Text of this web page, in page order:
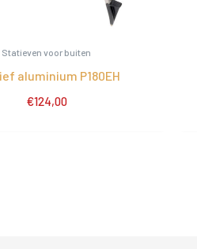
Statieven voor buiten
aluminium P180EH
€124,00